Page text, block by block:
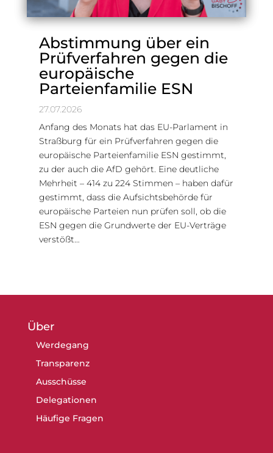
Abstimmung über ein
Prüfverfahren gegen die
europäische
Parteienfamilie ESN
27.07.2026
Anfang des Monats hat das EU-Parlament in
Straßburg für ein Prüfverfahren gegen die
europäische Parteienfamilie ESN gestimmt,
zu der auch die AfD gehört. Eine deutliche
Mehrheit – 414 zu 224 Stimmen – haben dafür
gestimmt, dass die Aufsichtsbehörde für
europäische Parteien nun prüfen soll, ob die
ESN gegen die Grundwerte der EU-Verträge
verstößt…
Über
Werdegang
Transparenz
Ausschüsse
Delegationen
Häufige Fragen